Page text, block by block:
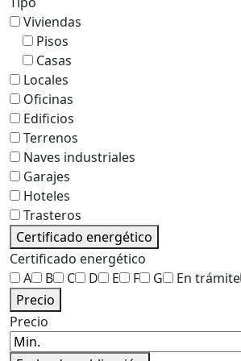
Viviendas
Pisos
Casas
Locales
Oficinas
Edificios
Terrenos
Naves industriales
Garajes
Hoteles
Trasteros
Certificado energético
Certificado energético
A
B C D E F G En trámite
Precio
Precio